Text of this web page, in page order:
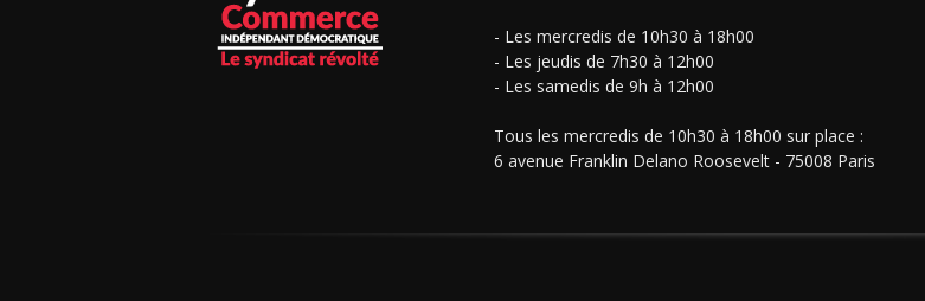
- Les mercredis de 10h30 à 18h00
- Les jeudis de 7h30 à 12h00
- Les samedis de 9h à 12h00
Tous les mercredis de 10h30 à 18h00 sur place :
6 avenue Franklin Delano Roosevelt - 75008 Paris